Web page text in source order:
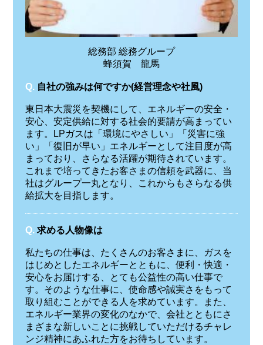
総務部 総務グループ
蜂須賀 龍馬
Q. 自社の強みは何ですか(経営理念や社風)
東日本大震災を契機にして、エネルギーの安全・
安心、安定供給に対する社会的要請が高まってい
ます。LPガスは「環境にやさしい」「災害に強
い」「復旧が早い」エネルギーとして注目度が高
まっており、さらなる活躍が期待されています。
これまで培ってきたお客さまの信頼を武器に、当
社はグループ一丸となり、これからもさらなる供
給拡大を目指します。
Q. 求める人物像は
私たちの仕事は、たくさんのお客さまに、ガスを
はじめとしたエネルギーとともに、便利・快適・
安心をお届けする、とても公益性の高い仕事で
す。そのような仕事に、使命感や誠実さをもって
取り組むことができる人を求めています。また、
エネルギー業界の変化のなかで、会社とともにさ
まざまな新しいことに挑戦していただけるチャレ
ンジ精神にあふれた方をお待ちしています。